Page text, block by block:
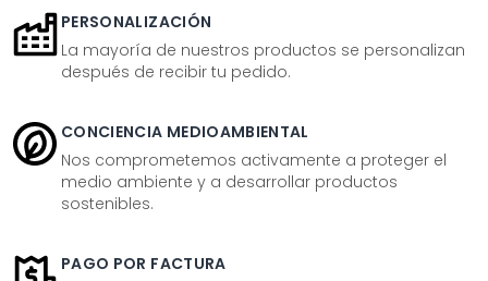
PERSONALIZACIÓN
La mayoría de nuestros productos se personalizan
después de recibir tu pedido.
CONCIENCIA MEDIOAMBIENTAL
Nos comprometemos activamente a proteger el
medio ambiente y a desarrollar productos
sostenibles.
PAGO POR FACTURA